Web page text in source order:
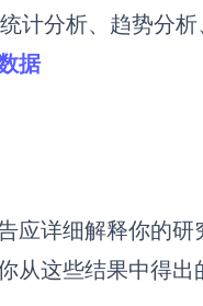
计分析、 趋势分析
据
应详细解释你的
这些结果中得出